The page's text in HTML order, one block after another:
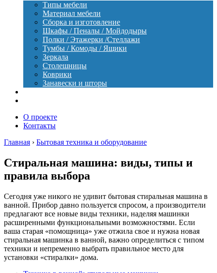
Типы мебели
Материал мебели
Сборка и изготовление
Шкафы / Пеналы / Мойдодыры
Полки / Этажерки /Стеллажи
Тумбы / Комоды / Ящики
Зеркала
Столешницы
Коврики
Занавески и шторы
О проекте
Контакты
Главная › Бытовая техника и оборудование
Стиральная машина: виды, типы и
правила выбора
Сегодня уже никого не удивит бытовая стиральная машина в
ванной. Прибор давно пользуется спросом, а производители
предлагают все новые виды техники, наделяя машинки
расширенными функциональными возможностями. Если
ваша старая «помощница» уже отжила свое и нужна новая
стиральная машинка в ванной, важно определиться с типом
техники и непременно выбрать правильное место для
установки «стиралки» дома.